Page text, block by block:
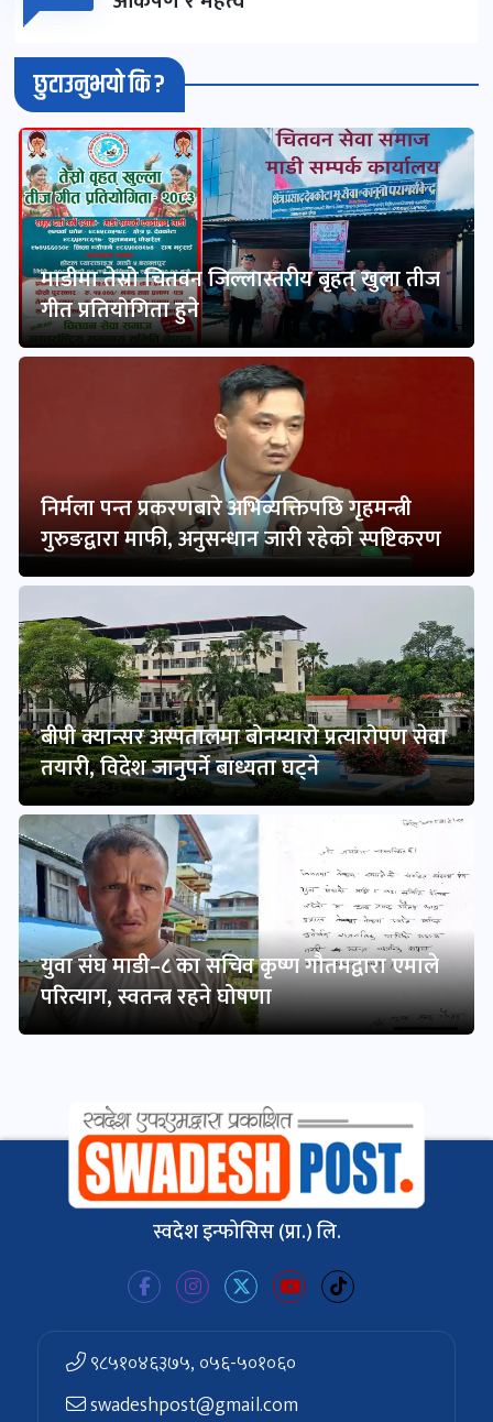
छुटाउनुभयो कि ?
माडीमा तेस्रो चितवन जिल्लास्तरीय बृहत् खुला तीज
गीत प्रतियोगिता हुने
निर्मला पन्त प्रकरणबारे अभिव्यक्तिपछि गृहमन्त्री
गुरुङद्वारा माफी, अनुसन्धान जारी रहेको स्पष्टिकरण
बीपी क्यान्सर अस्पतालमा बोनम्यारो प्रत्यारोपण सेवा
तयारी, विदेश जानुपर्ने बाध्यता घट्ने
युवा संघ माडी–८ का सचिव कृष्ण गौतमद्वारा एमाले
परित्याग, स्वतन्त्र रहने घोषणा
स्वदेश इन्फोसिस (प्रा.) लि.
९८५१०४६३७५, ०५६-५०१०६०
swadeshpost@gmail.com